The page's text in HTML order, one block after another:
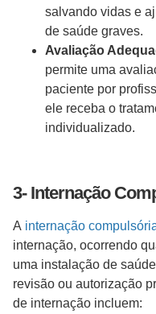
salvando vidas e
de saúde graves.
Avaliação
permite uma
paciente por
ele receba o
individualizado.
3- Internação
A internação
internação, ocorrendo
uma instalação de
revisão ou autorização
de internação incluem: